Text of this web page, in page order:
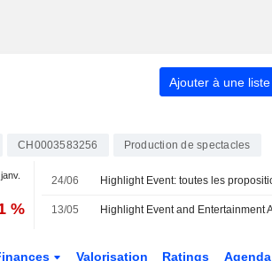
Ajouter à une liste
CH0003583256 Production de spectacles
%
24/06
13/05
Valorisation Ratings Agenda